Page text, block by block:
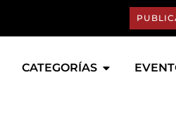
CATEGORÍAS